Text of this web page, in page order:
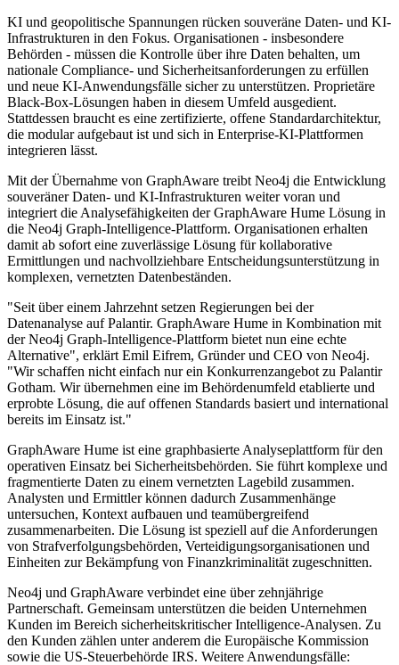
KI und geopolitische Spannungen rücken souveräne Daten- und KI-
Infrastrukturen in den Fokus. Organisationen - insbesondere
Behörden - müssen die Kontrolle über ihre Daten behalten, um
nationale Compliance- und Sicherheitsanforderungen zu erfüllen
und neue KI-Anwendungsfälle sicher zu unterstützen. Proprietäre
Black-Box-Lösungen haben in diesem Umfeld ausgedient.
Stattdessen braucht es eine zertifizierte, offene Standardarchitektur,
die modular aufgebaut ist und sich in Enterprise-KI-Plattformen
integrieren lässt.
Mit der Übernahme von GraphAware treibt Neo4j die Entwicklung
souveräner Daten- und KI-Infrastrukturen weiter voran und
integriert die Analysefähigkeiten der GraphAware Hume Lösung in
die Neo4j Graph-Intelligence-Plattform. Organisationen erhalten
damit ab sofort eine zuverlässige Lösung für kollaborative
Ermittlungen und nachvollziehbare Entscheidungsunterstützung in
komplexen, vernetzten Datenbeständen.
"Seit über einem Jahrzehnt setzen Regierungen bei der
Datenanalyse auf Palantir. GraphAware Hume in Kombination mit
der Neo4j Graph-Intelligence-Plattform bietet nun eine echte
Alternative", erklärt Emil Eifrem, Gründer und CEO von Neo4j.
"Wir schaffen nicht einfach nur ein Konkurrenzangebot zu Palantir
Gotham. Wir übernehmen eine im Behördenumfeld etablierte und
erprobte Lösung, die auf offenen Standards basiert und international
bereits im Einsatz ist."
GraphAware Hume ist eine graphbasierte Analyseplattform für den
operativen Einsatz bei Sicherheitsbehörden. Sie führt komplexe und
fragmentierte Daten zu einem vernetzten Lagebild zusammen.
Analysten und Ermittler können dadurch Zusammenhänge
untersuchen, Kontext aufbauen und teamübergreifend
zusammenarbeiten. Die Lösung ist speziell auf die Anforderungen
von Strafverfolgungsbehörden, Verteidigungsorganisationen und
Einheiten zur Bekämpfung von Finanzkriminalität zugeschnitten.
Neo4j und GraphAware verbindet eine über zehnjährige
Partnerschaft. Gemeinsam unterstützen die beiden Unternehmen
Kunden im Bereich sicherheitskritischer Intelligence-Analysen. Zu
den Kunden zählen unter anderem die Europäische Kommission
sowie die US-Steuerbehörde IRS. Weitere Anwendungsfälle: